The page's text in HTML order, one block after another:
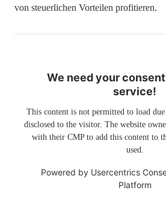
von steuerlichen Vorteilen profitieren.
We need your
service!
This content is not permitted to load
disclosed to the visitor. The website
with their CMP to add this content to
used.
Powered by Usercentrics
Platform